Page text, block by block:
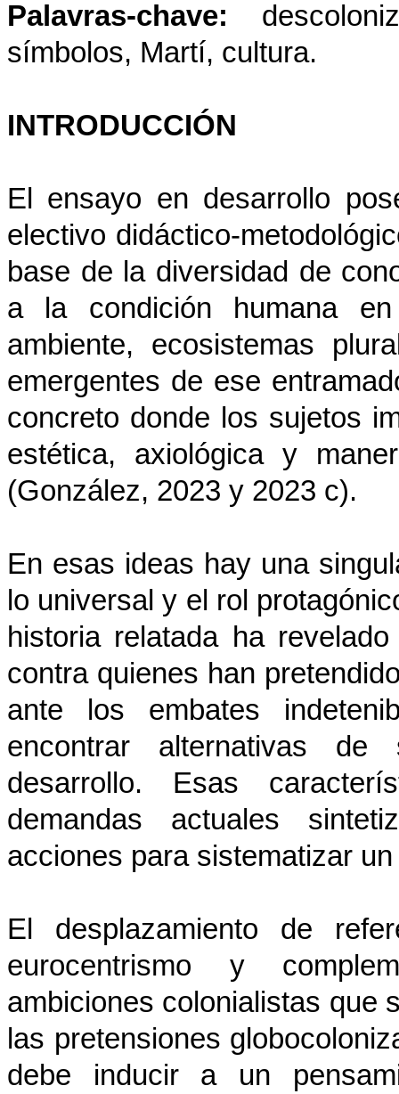
Palavras-chave:
símbolos, Martí, cultura.
INTRODUCCIÓN
El ensayo en desarrollo
electivo didáctico-
base de la diversidad de
a la condición humana
ambiente, ecosistemas
emergentes de ese
concreto donde los sujetos
estética, axiológica y
(González, 2023 y 2023 c).
En esas ideas hay una
lo universal y el rol
historia relatada ha
contra quienes han
ante los embates
encontrar alternativas de
desarrollo. Esas
demandas actuales
acciones para sistematizar
El desplazamiento de
eurocentrismo y
ambiciones colonialistas que
las pretensiones
debe inducir a un